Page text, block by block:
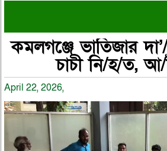
কমলগঞ্জে ভাতিজার
চাচী নি/হ/ত,
April 22, 2026,